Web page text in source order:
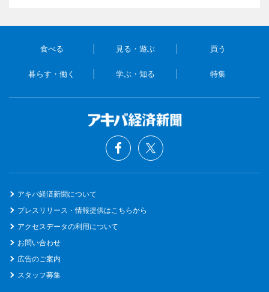
食べる 見る・遊ぶ 買う
暮らす・働く 学ぶ・知る 特集
アキバ経済新聞について
プレスリリース・情報提供はこちらから
アクセスデータの利用について
お問い合わせ
広告のご案内
スタッフ募集